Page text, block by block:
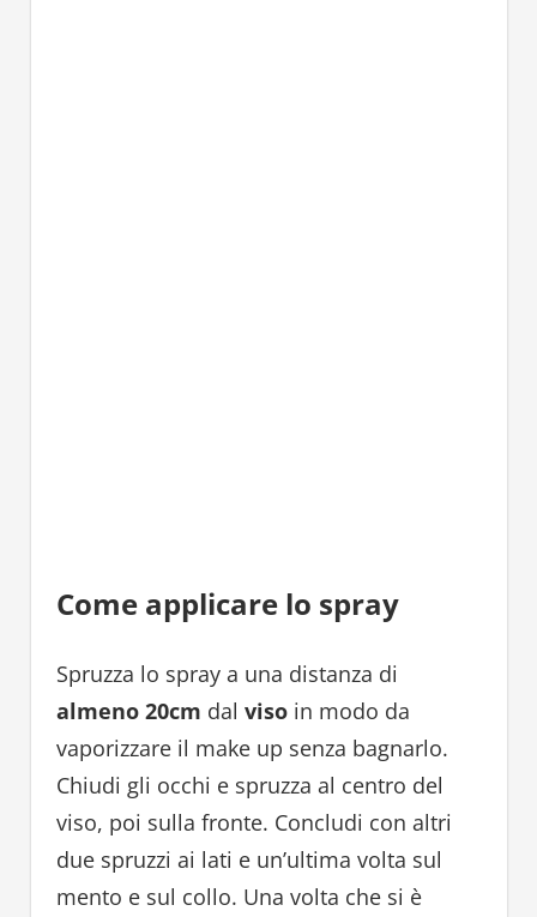
Come applicare lo spray
Spruzza lo spray a una distanza di
almeno 20cm dal visoin modo da
vaporizzare il make up senza bagnarlo.
Chiudi gli occhi e spruzza al centro del
viso, poi sulla fronte. Concludi con altri
due spruzzi ai lati e un’ultima volta sul
mento e sul collo. Una volta che si è